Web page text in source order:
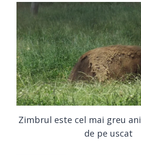
Zimbrul este cel mai greu
de pe uscat